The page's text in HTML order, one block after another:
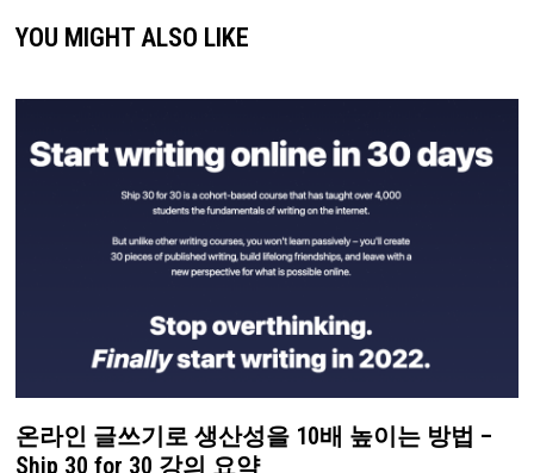
YOU MIGHT ALSO LIKE
온라인 글쓰기로 생산성을 10배 높이는 방법 –
Ship 30 for 30 강의 요약